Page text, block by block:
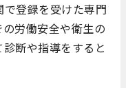
登録を受けた専門
労働安全や衛生の
断や指導をすると